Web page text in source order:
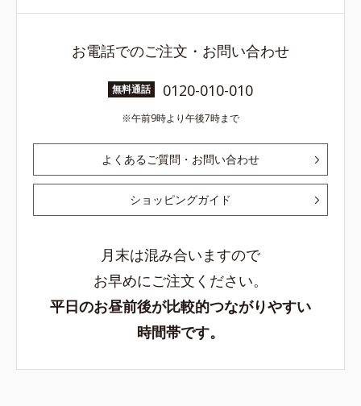
お電話でのご注文・お問い合わせ
無料通話 0120-010-010
午前9時より午後7時まで
よくあるご質問・お問い合わせ
ショッピングガイド
月末は混み合いますので
お早めにご注文ください。
平日のお昼前後が比較的つながりやすい
時間帯です。